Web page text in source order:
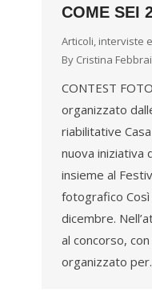
COME SEI
Articoli, interviste
By Cristina
CONTEST
organizzato
riabilitative
nuova iniziativa
insieme al
fotografico
dicembre.
al concorso,
organizzato